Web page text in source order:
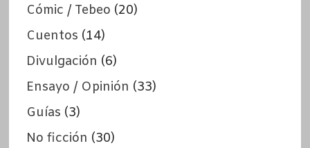
Cómic / Tebeo (20)
Cuentos (14)
Divulgación (6)
Ensayo / Opinión (33)
Guías (3)
No ficción (30)